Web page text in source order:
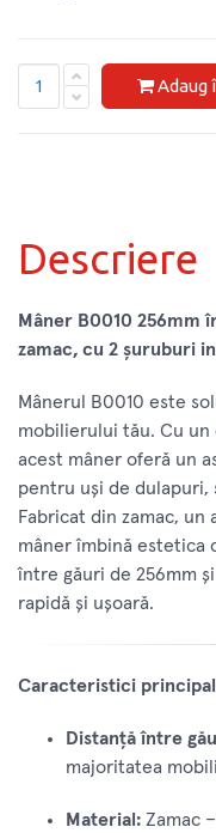
Adaug
Descriere
Mâner B0010 256mm
zamac, cu 2 șuruburi
Mânerul B0010 este
mobilierului tău. Cu un
acest mâner oferă un
pentru uși de dulapuri,
Fabricat din zamac,
mâner îmbină estetica
între găuri de 256mm
rapidă și ușoară.
Caracteristici
Distanță între
majoritatea
Material: Zamac